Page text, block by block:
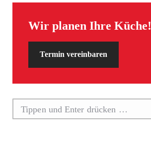
Wir planen Ihre Küche!
Termin vereinbaren
Search: